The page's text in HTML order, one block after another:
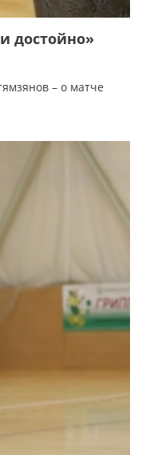
достойно»
– о матче